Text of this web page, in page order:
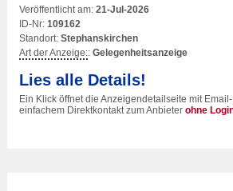
Veröffentlicht am: 21-Jul-2026
ID-Nr: 109162
Standort: Stephanskirchen
Art der Anzeige:: Gelegenheitsanzeige
Lies alle Details!
Ein Klick öffnet die Anzeigendetailseite mit
einfachem Direktkontakt zum Anbieter ohne